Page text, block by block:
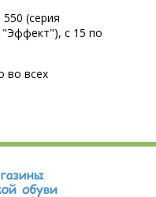
(серия
с 15 по
во всех